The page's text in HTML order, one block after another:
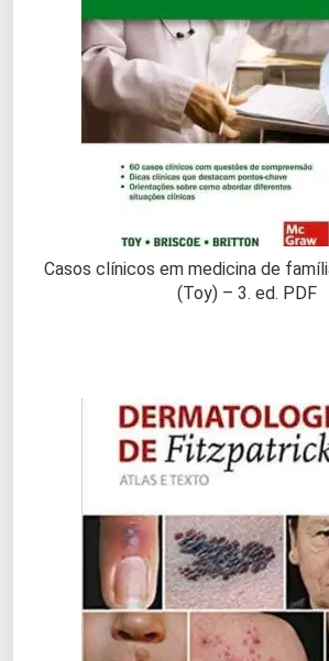
Casos clínicos em medicina de
(Toy) – 3. ed. PDF